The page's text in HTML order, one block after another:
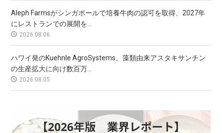
Aleph Farmsがシンガポールで培養牛肉の認可を取得、2027年
にレストランでの展開を...
2026.08.06
ハワイ発のKuehnle AgroSystems、藻類由来アスタキサンチン
の生産拡大に向け数百万...
2026.08.05